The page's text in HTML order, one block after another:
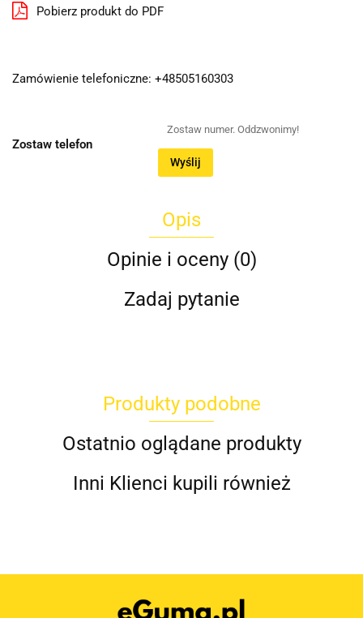
Pobierz produkt do PDF
Zamówienie telefoniczne: +48505160303
Zostaw telefon
Wyślij
Opis
Opinie i oceny (0)
Zadaj pytanie
Produkty podobne
Ostatnio oglądane produkty
Inni Klienci kupili również